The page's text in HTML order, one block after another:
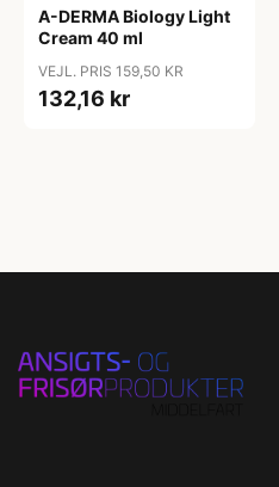
A-DERMA Biology Light
Cream 40 ml
VEJL. PRIS 159,50 KR
132,16 kr